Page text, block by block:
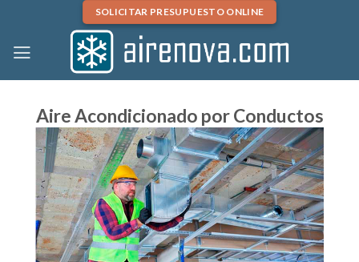
content
SOLICITAR PRESUPUESTO ONLINE
Aire Acondicionado por Conductos